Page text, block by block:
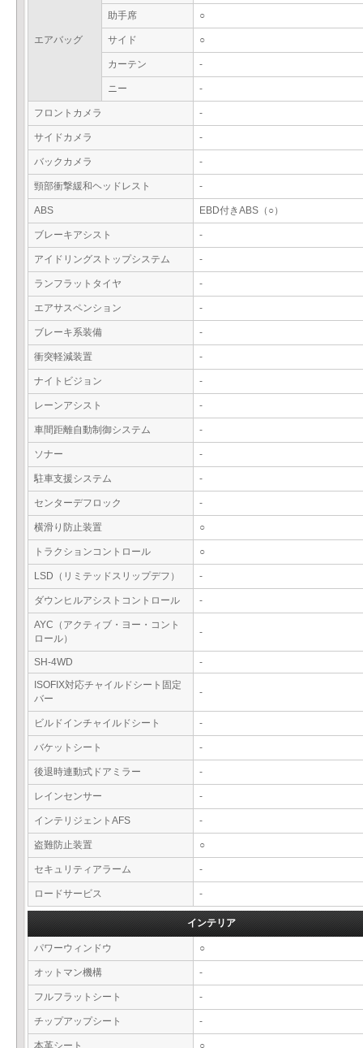
エアバッグ
助手席 ○
サイド ○
カーテン -
ニー -
フロントカメラ -
サイドカメラ -
バックカメラ -
頸部衝撃緩和ヘッドレスト -
ABS EBD付きABS（○）
ブレーキアシスト -
アイドリングストップシステム -
ランフラットタイヤ -
エアサスペンション -
ブレーキ系装備 -
衝突軽減装置 -
ナイトビジョン -
レーンアシスト -
車間距離自動制御システム -
ソナー -
駐車支援システム -
センターデフロック -
横滑り防止装置 ○
トラクションコントロール ○
LSD（リミテッドスリップデフ） -
ダウンヒルアシストコントロール -
AYC（アクティブ・ヨー・コント
ロール）
-
SH-4WD
-
ISOFIX対応チャイルドシート固定
バー
-
ビルドインチャイルドシート -
バケットシート -
後退時連動式ドアミラー -
レインセンサー -
インテリジェントAFS -
盗難防止装置 ○
セキュリティアラーム -
ロードサービス -
インテリア
パワーウィンドウ ○
オットマン機構 -
フルフラットシート -
チップアップシート -
本革シート ○